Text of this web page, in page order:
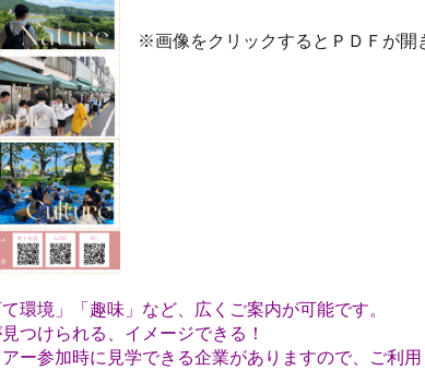
※画像をクリックするとＰＤＦが開
環境」「趣味」など、広くご案内が可能です。
つけられる、イメージできる！
ー参加時に見学できる企業がありますので、ご利用